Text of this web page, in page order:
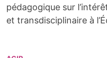
pédagogique sur
et transdisciplinaire à